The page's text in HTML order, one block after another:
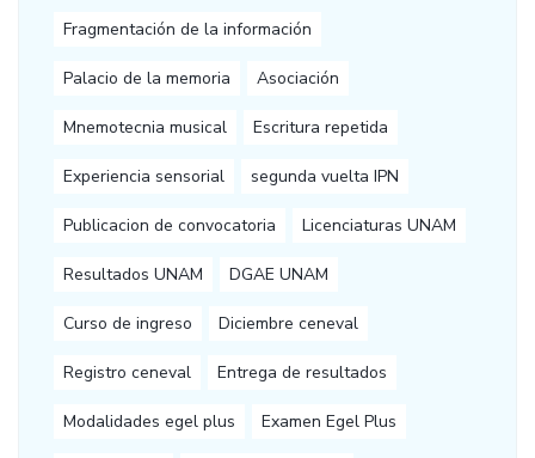
Fragmentación de la información
Palacio de la memoria Asociación
Mnemotecnia musical Escritura repetida
Experiencia sensorial segunda vuelta IPN
Publicacion de convocatoria Licenciaturas UNAM
Resultados UNAM DGAE UNAM
Curso de ingreso Diciembre ceneval
Registro ceneval Entrega de resultados
Modalidades egel plus Examen Egel Plus